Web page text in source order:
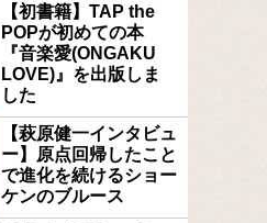
【初書籍】TAP the
POPが初めての本
『音楽愛(ONGAKU
LOVE)』を出版しま
した
【萩原健一インタビュ
ー】原点回帰したこと
で進化を続けるショー
ケンのブルース